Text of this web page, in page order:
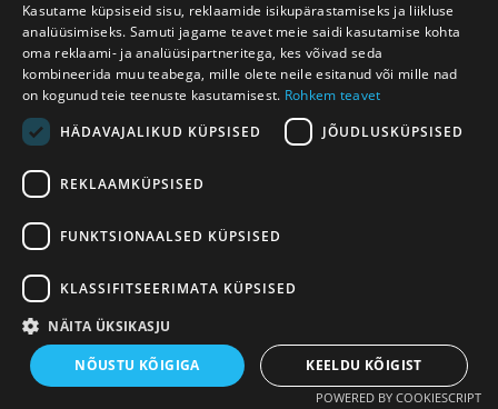
Kasutame küpsiseid sisu, reklaamide isikupärastamiseks ja liikluse
analüüsimiseks. Samuti jagame teavet meie saidi kasutamise kohta
oma reklaami- ja analüüsipartneritega, kes võivad seda
kombineerida muu teabega, mille olete neile esitanud või mille nad
on kogunud teie teenuste kasutamisest. Rohkem teavet
HÄDAVAJALIKUD KÜPSISED
JÕUDLUSKÜPSISED
REKLAAMKÜPSISED
FUNKTSIONAALSED KÜPSISED
KLASSIFITSEERIMATA KÜPSISED
NÄITA ÜKSIKASJU
NÕUSTU KÕIGIGA KEELDU KÕIGIST
POWERED BY COOKIESCRIPT